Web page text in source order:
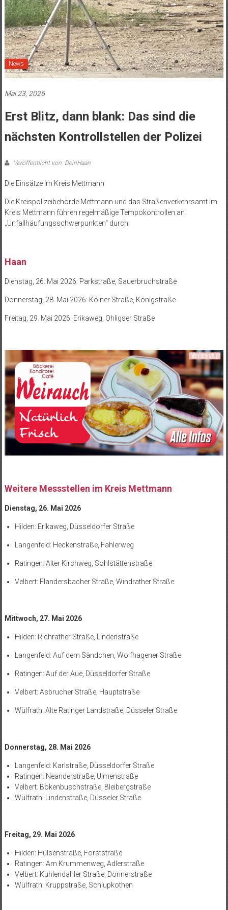
News
Mai 23, 2026
Erst Blitz, dann blank: Das sind die
nächsten Kontrollstellen der Polizei
Veröffentlicht von: DeinHaan
Die Einsätze im Kreis Mettmann
Die Kreispolizeibehörde Mettmann und das Straßenverkehrsamt im
Kreis Mettmann führen regelmäßige Tempokontrollen an
„Unfallhäufungsschwerpunkten“ durch.
Haan
Dienstag, 26. Mai 2026: Parkstraße, Sauerbruchstraße
Donnerstag, 28. Mai 2026: Kölner Straße, Königstraße
Freitag, 29. Mai 2026: Erikaweg, Ohligser Straße
Weitere Messstellen im Kreis Mettmann
Dienstag, 26. Mai 2026
Hilden: Erikaweg, Düsseldorfer Straße
Langenfeld: Heckenstraße, Fahlerweg
Ratingen: Alter Kirchweg, Sohlstättenstraße
Velbert: Flandersbacher Straße, Windrather Straße
Mittwoch, 27. Mai 2026
Hilden: Richrather Straße, Lindenstraße
Langenfeld: Auf dem Sändchen, Wolfhagener Straße
Ratingen: Auf der Aue, Düsseldorfer Straße
Velbert: Asbrucher Straße, Hauptstraße
Wülfrath: Alte Ratinger Landstraße, Düsseler Straße
Donnerstag, 28. Mai 2026
Langenfeld: Karlstraße, Düsseldorfer Straße
Ratingen: Neanderstraße, Ulmenstraße
Velbert: Bökenbuschstraße, Bleibergstraße
Wülfrath: Lindenstraße, Düsseler Straße
Freitag, 29. Mai 2026
Hilden: Hülsenstraße, Forststraße
Ratingen: Am Krummenweg, Adlerstraße
Velbert: Kuhlendahler Straße, Donnerstraße
Wülfrath: Kruppstraße, Schlupkothen